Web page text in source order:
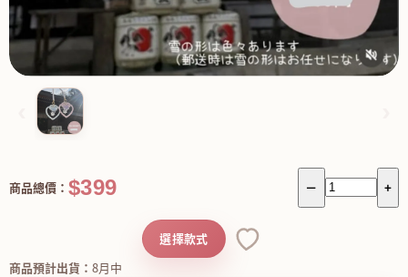
－ +
商品總價： $399
商品預計出貨： 8月中
選擇款式